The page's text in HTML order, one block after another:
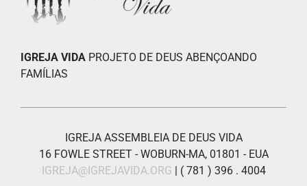
IGREJA VIDA PROJETO DE DEUS ABENÇOANDO
FAMÍLIAS
IGREJA ASSEMBLEIA DE DEUS VIDA
16 FOWLE STREET - WOBURN-MA, 01801 - EUA
IGREJA@IGREJAVIDA.ORG | ( 781 ) 396 . 4004